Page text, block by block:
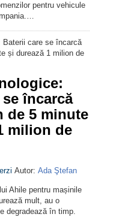
pentru vehicule
încarcă
de 5 minute
milion de
Autor: Ada Ştefan
Ahile pentru mașinile
mult, au o
degradează în timp.